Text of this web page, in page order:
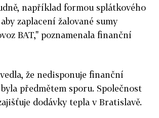
například formou splátkového
zaplacení žalované sumy
BAT," poznamenala finanční
že nedisponuje finanční
předmětem sporu. Společnost
dodávky tepla v Bratislavě.